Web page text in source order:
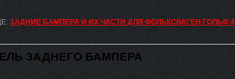
ЗАДНИЕ БАМПЕРА И ИХ ЧАСТИ ДЛЯ ФОЛЬКСВАГЕН ГОЛЬФ 4
ЗАДНЕГО БАМПЕРА